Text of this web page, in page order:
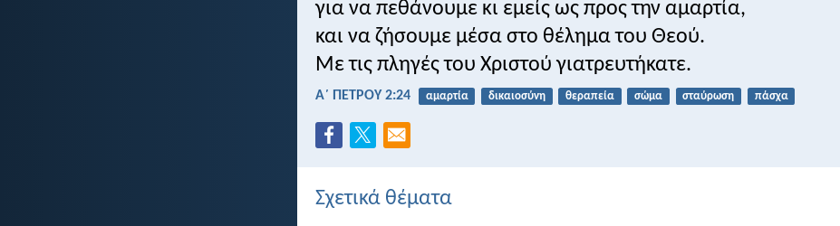
για να πεθάνουμε κι εμείς ως προς την αμαρτία,
και να ζήσουμε μέσα στο θέλημα του Θεού.
Με τις πληγές του Χριστού γιατρευτήκατε.
Α΄ ΠΕΤΡΟΥ 2:24 αμαρτία δικαιοσύνη θεραπεία σώμα σταύρωση πάσχα
Σχετικά θέματα